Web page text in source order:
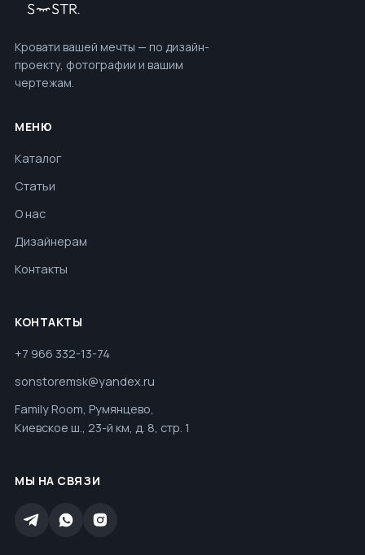
Кровати вашей мечты — по дизайн-
проекту, фотографии и вашим
чертежам.
МЕНЮ
Каталог
Статьи
О нас
Дизайнерам
Контакты
КОНТАКТЫ
+7 966 332-13-74
sonstoremsk@yandex.ru
Family Room, Румянцево,
Киевское ш., 23-й км, д. 8, стр. 1
МЫ НА СВЯЗИ